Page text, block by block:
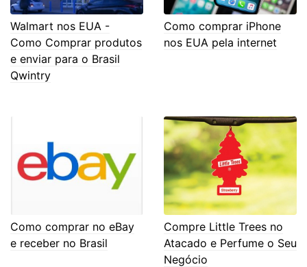
Walmart nos EUA -
Como Comprar produtos
e enviar para o Brasil
Qwintry
Como comprar iPhone
nos EUA pela internet
Como comprar no eBay
e receber no Brasil
Compre Little Trees no
Atacado e Perfume o Seu
Negócio